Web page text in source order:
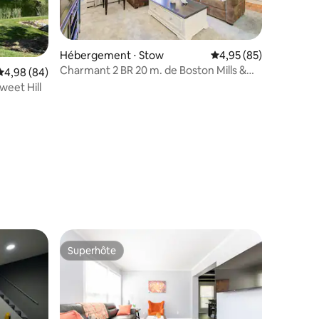
: 4,96 sur 5
moyenne sur la base de 84 commentaires : 4,98 sur 5
4,98 (84)
Hill
Hébergement ⋅ Stow Évaluation moyenne
4,95 (85)
Charmant 2 BR 20 m. de Boston Mills &
Superhôte
Superhôte